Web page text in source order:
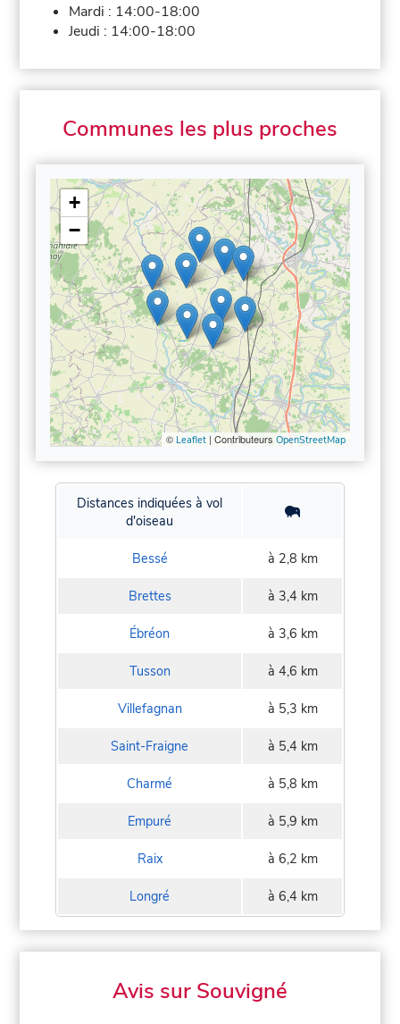
Mardi : 14:00-18:00
Jeudi : 14:00-18:00
Communes les plus proches
+
−
© Leaflet| Contributeurs OpenStreetMap
Distances indiquées à vol
d'oiseau
Bessé à 2,8 km
Brettes à 3,4 km
Ébréon à 3,6 km
Tusson à 4,6 km
Villefagnan à 5,3 km
Saint-Fraigne à 5,4 km
Charmé à 5,8 km
Empuré à 5,9 km
Raix à 6,2 km
Longré à 6,4 km
Avis sur Souvigné